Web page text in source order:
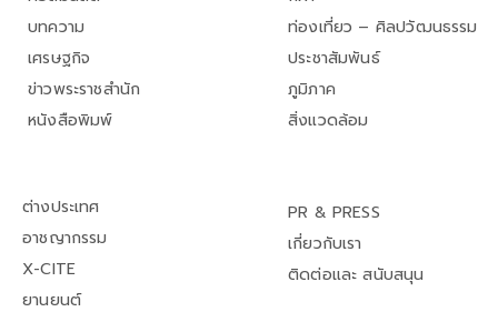
บทความ
เศรษฐกิจ
ข่าวพระราชสำนัก
หนังสือพิมพ์
ท่องเที่ยว – ศิลปวัฒนธรรม
ประชาสัมพันธ์
ภูมิภาค
สิ่งแวดล้อม
ต่างประเทศ
อาชญากรรม
X-CITE
ยานยนต์
PR & PRESS
เกี่ยวกับเรา
ติดต่อและ สนับสนุน